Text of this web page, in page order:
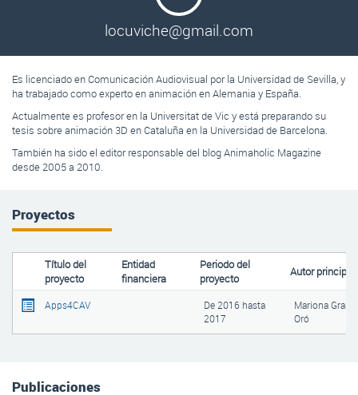
locuviche@gmail.com
Es licenciado en Comunicación Audiovisual por la Universidad de Sevilla, y
ha trabajado como experto en animación en Alemania y España.
Actualmente es profesor en la Universitat de Vic y está preparando su
tesis sobre animación 3D en Cataluña en la Universidad de Barcelona.
También ha sido el editor responsable del blog Animaholic Magazine
desde 2005 a 2010.
Proyectos
Título del
proyecto
Entidad
financiera
Periodo del
proyecto
Autor principal
Apps4CAV De2016 hasta
2017
Mariona Grané
Oró
Publicaciones